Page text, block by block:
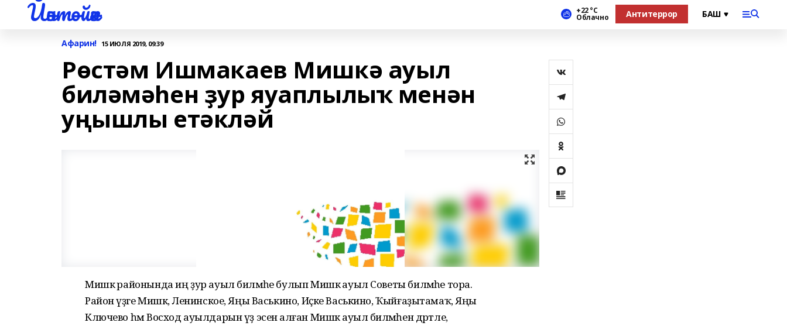
Йәнтөйәк +22 °С
Облачно Антитеррор
Афарин! 15 ИЮЛЯ 2019, 09:39
Рөстәм Ишмакаев Мишкә ауыл
биләмәһен ҙур яуаплылыҡ менән
уңышлы етәкләй
Мишкә районында иң ҙур ауыл биләмәһе булып Мишкә ауыл Советы биләмәһе тора.
Район үҙәге Мишкә, Ленинское, Яңы Васькино, Иҫке Васькино, Ҡыйғаҙытамаҡ, Яңы
Ключево һәм Восход ауылдарын үҙ эсенә алған Мишкә ауыл биләмәһен дәртле,